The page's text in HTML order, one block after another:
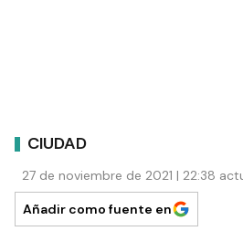
CIUDAD
27 de noviembre de 2021 | 22:38
Añadir como fuente en